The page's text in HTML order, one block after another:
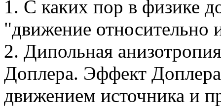
1. С каких пор в физике
"движение относительно
2. Дипольная
Доплера. Эффект
движением источника и